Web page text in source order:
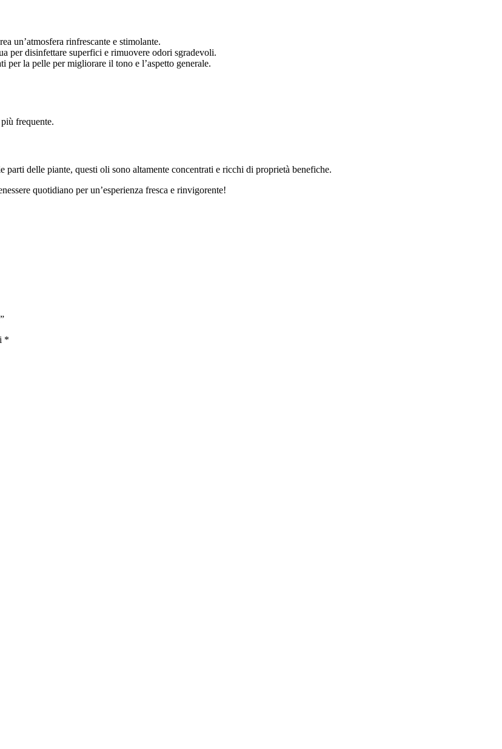
un’atmosfera rinfrescante e stimolante.
per disinfettare superfici e rimuovere odori sgradevoli.
la pelle per migliorare il tono e l’aspetto generale.
frequente.
delle piante, questi oli sono altamente concentrati e ricchi di proprietà benefiche.
quotidiano per un’esperienza fresca e rinvigorente!
*